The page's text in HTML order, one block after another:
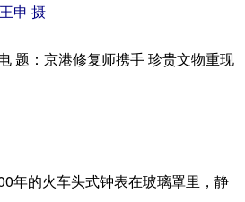
海南 重庆
古 黑龙江
申 摄
题：京港修复师携手 珍贵文物重现
的火车头式钟表在玻璃罩里，静